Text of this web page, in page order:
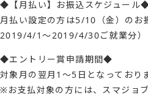
◆【月払い】お振込スケジュール
月払い設定の方は5/10（金）のお
2019/4/1～2019/4/30ご就業分）
◆エントリー賞申請期間◆
対象月の翌月1～5日となっており
※お支払対象の方には、スマジョ